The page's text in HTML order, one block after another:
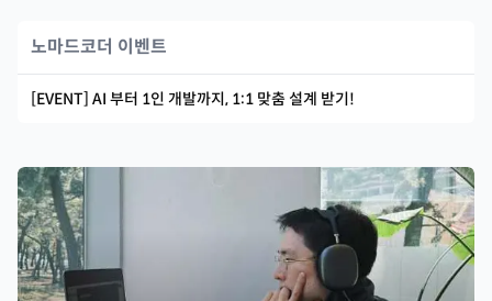
노마드코더 이벤트
[EVENT] AI 부터 1인 개발까지, 1:1 맞춤 설계 받기!